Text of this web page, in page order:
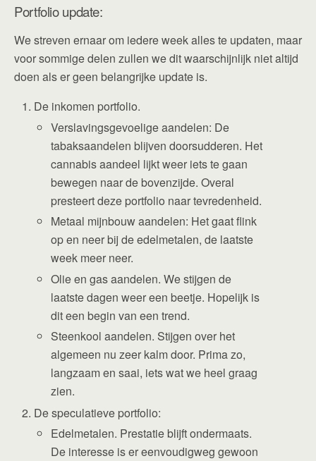
Portfolio update:
We streven ernaar om iedere week alles te updaten, maar
voor sommige delen zullen we dit waarschijnlijk niet altijd
doen als er geen belangrijke update is.
De inkomen portfolio.
Verslavingsgevoelige aandelen: De
tabaksaandelen blijven doorsudderen. Het
cannabis aandeel lijkt weer iets te gaan
bewegen naar de bovenzijde. Overal
presteert deze portfolio naar tevredenheid.
Metaal mijnbouw aandelen: Het gaat flink
op en neer bij de edelmetalen, de laatste
week meer neer.
Olie en gas aandelen. We stijgen de
laatste dagen weer een beetje. Hopelijk is
dit een begin van een trend.
Steenkool aandelen. Stijgen over het
algemeen nu zeer kalm door. Prima zo,
langzaam en saai, iets wat we heel graag
zien.
De speculatieve portfolio:
Edelmetalen. Prestatie blijft ondermaats.
De interesse is er eenvoudigweg gewoon